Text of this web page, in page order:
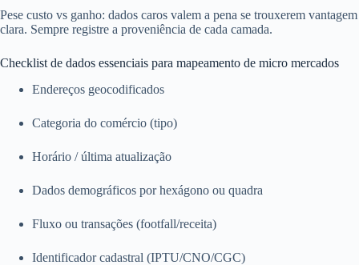
Pese custo vs ganho: dados caros valem a pena se trouxerem vantagem
clara. Sempre registre a proveniência de cada camada.
Checklist de dados essenciais para mapeamento de micro mercados
Endereços geocodificados
Categoria do comércio (tipo)
Horário / última atualização
Dados demográficos por hexágono ou quadra
Fluxo ou transações (footfall/receita)
Identificador cadastral (IPTU/CNO/CGC)